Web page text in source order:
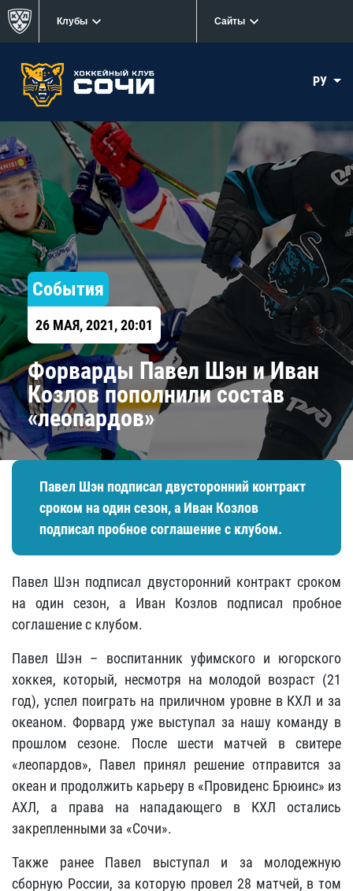
Клубы Сайты
РУ
События
26 МАЯ, 2021, 20:01
​Форварды Павел Шэн и Иван
Козлов пополнили состав
«леопардов»
Павел Шэн подписал двусторонний контракт
сроком на один сезон, а Иван Козлов
подписал пробное соглашение с клубом.
Павел Шэн подписал двусторонний контракт сроком
на один сезон, а Иван Козлов подписал пробное
соглашение с клубом.
Павел Шэн – воспитанник уфимского и югорского
хоккея, который, несмотря на молодой возраст (21
год), успел поиграть на приличном уровне в КХЛ и за
океаном. Форвард уже выступал за нашу команду в
прошлом сезоне. После шести матчей в свитере
«леопардов», Павел принял решение отправится за
океан и продолжить карьеру в «Провиденс Брюинс» из
АХЛ, а права на нападающего в КХЛ остались
закрепленными за «Сочи».
Также ранее Павел выступал и за молодежную
сборную России, за которую провел 28 матчей, в том